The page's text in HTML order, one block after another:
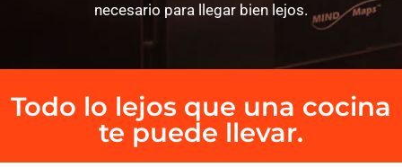
necesario para llegar bien lejos.
Todo lo lejos que una cocina
te puede llevar.